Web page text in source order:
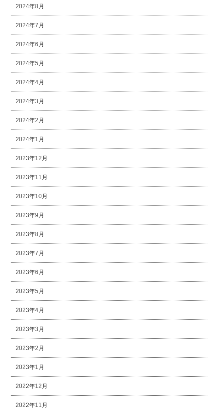
2024年8月
2024年7月
2024年6月
2024年5月
2024年4月
2024年3月
2024年2月
2024年1月
2023年12月
2023年11月
2023年10月
2023年9月
2023年8月
2023年7月
2023年6月
2023年5月
2023年4月
2023年3月
2023年2月
2023年1月
2022年12月
2022年11月